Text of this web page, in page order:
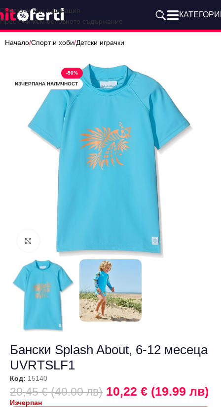
Прескочи към навигация
Прескочи към основното съдържание
Начало/Спорт и хоби/Детски играчки
-50%
ИЗЧЕРПАНА НАЛИЧНОСТ
Щракнете за уголемяване
Бански Splash About, 6-12 месеца
UVRTSLF1
Код: 15140
20,45 € (40.00 лв) 10,22 € (19.99 лв)
Изчерпан